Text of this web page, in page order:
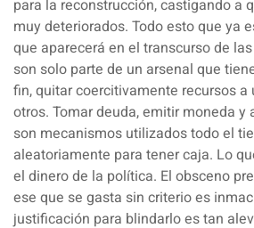
para la reconstrucción, castigando a
muy deteriorados. Todo esto que ya
que aparecerá en el transcurso de
son solo parte de un arsenal que
fin, quitar coercitivamente recursos a
otros. Tomar deuda, emitir moneda
son mecanismos utilizados todo el
aleatoriamente para tener caja. Lo
el dinero de la política. El obsceno
ese que se gasta sin criterio es
justificación para blindarlo es tan